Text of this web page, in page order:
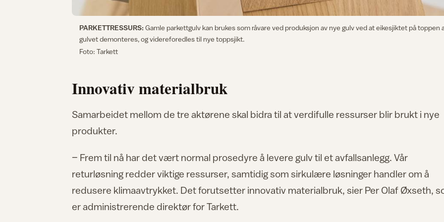
PARKETTRESSURS:Gamle parkettgulv kan brukes som råvare ved produksjon av nye gulv ved at eikesjiktet på toppen
gulvet demonteres, og videreforedles til nye toppsjikt.
Foto: Tarkett
Innovativ materialbruk
Samarbeidet mellom de tre aktørene skal bidra til at verdifulle ressurser blir brukt i nye
produkter.
– Frem til nå har det vært normal prosedyre å levere gulv til et avfallsanlegg. Vår
returløsning redder viktige ressurser, samtidig som sirkulære løsninger handler om å
redusere klimaavtrykket. Det forutsetter innovativ materialbruk, sier Per Olaf Øxseth,
er administrerende direktør for Tarkett.